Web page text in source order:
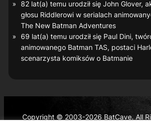
82 lat(a) temu urodził się John Glover,
głosu Riddlerowi w serialach
The New Batman Adventures
69 lat(a) temu urodził się Paul Dini,
animowanego Batman TAS, postaci
scenarzysta komiksów o Batmanie
Copyright © 2003-2026 BatCave. All